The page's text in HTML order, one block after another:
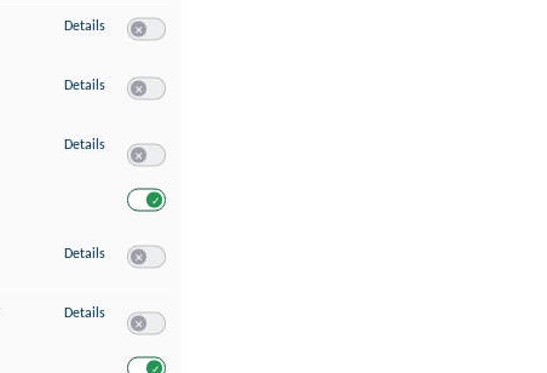
Details zu Erstellung von Profilen für personalisierte Werbung
Details zu Verwendung von Profilen zur Auswahl personalisierter Werbung
Details zu Messung der Werbeleistung
Details zu Messung der Performance von Inhalten
Details zu Analyse von Zielgruppen durch Statistiken oder Kombinationen von